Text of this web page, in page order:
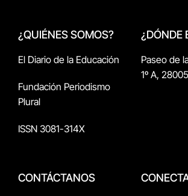
¿QUIÉNES SOMOS?
El Diario de la Educación
Fundación Periodismo
Plural
ISSN 3081-314X
¿DÓNDE
Paseo de
1º A,
CONTÁCTANOS